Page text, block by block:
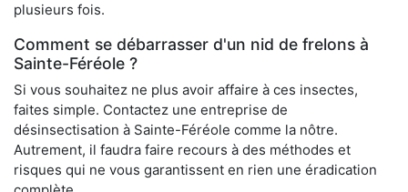
plusieurs fois.
Comment se débarrasser d'un nid de frelons à
Sainte-Féréole ?
Si vous souhaitez ne plus avoir affaire à ces insectes,
faites simple. Contactez une entreprise de
désinsectisation à Sainte-Féréole comme la nôtre.
Autrement, il faudra faire recours à des méthodes et
risques qui ne vous garantissent en rien une éradication